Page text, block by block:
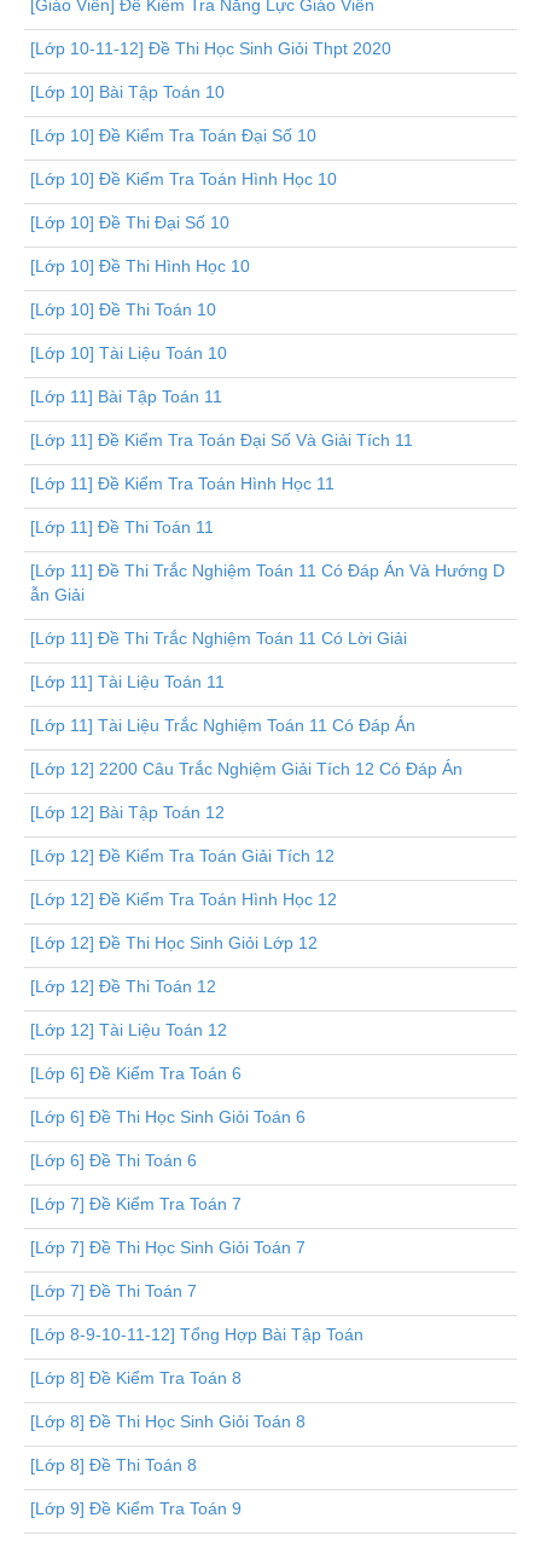
[Giáo Viên] Đề Kiểm Tra Năng Lực Giáo Viên
[Lớp 10-11-12] Đề Thi Học Sinh Giỏi Thpt 2020
[Lớp 10] Bài Tập Toán 10
[Lớp 10] Đề Kiểm Tra Toán Đại Số 10
[Lớp 10] Đề Kiểm Tra Toán Hình Học 10
[Lớp 10] Đề Thi Đại Số 10
[Lớp 10] Đề Thi Hình Học 10
[Lớp 10] Đề Thi Toán 10
[Lớp 10] Tài Liệu Toán 10
[Lớp 11] Bài Tập Toán 11
[Lớp 11] Đề Kiểm Tra Toán Đại Số Và Giải Tích 11
[Lớp 11] Đề Kiểm Tra Toán Hình Học 11
[Lớp 11] Đề Thi Toán 11
[Lớp 11] Đề Thi Trắc Nghiệm Toán 11 Có Đáp Án Và Hướng D
ẫn Giải
[Lớp 11] Đề Thi Trắc Nghiệm Toán 11 Có Lời Giải
[Lớp 11] Tài Liệu Toán 11
[Lớp 11] Tài Liệu Trắc Nghiệm Toán 11 Có Đáp Án
[Lớp 12] 2200 Câu Trắc Nghiệm Giải Tích 12 Có Đáp Án
[Lớp 12] Bài Tập Toán 12
[Lớp 12] Đề Kiểm Tra Toán Giải Tích 12
[Lớp 12] Đề Kiểm Tra Toán Hình Học 12
[Lớp 12] Đề Thi Học Sinh Giỏi Lớp 12
[Lớp 12] Đề Thi Toán 12
[Lớp 12] Tài Liệu Toán 12
[Lớp 6] Đề Kiểm Tra Toán 6
[Lớp 6] Đề Thi Học Sinh Giỏi Toán 6
[Lớp 6] Đề Thi Toán 6
[Lớp 7] Đề Kiểm Tra Toán 7
[Lớp 7] Đề Thi Học Sinh Giỏi Toán 7
[Lớp 7] Đề Thi Toán 7
[Lớp 8-9-10-11-12] Tổng Hợp Bài Tập Toán
[Lớp 8] Đề Kiểm Tra Toán 8
[Lớp 8] Đề Thi Học Sinh Giỏi Toán 8
[Lớp 8] Đề Thi Toán 8
[Lớp 9] Đề Kiểm Tra Toán 9